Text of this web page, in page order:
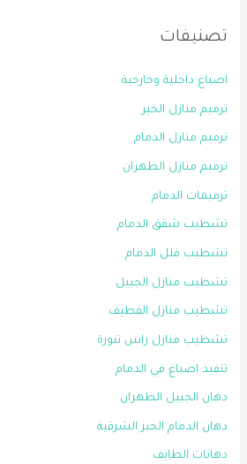
تصنيفات
اصباغ داخلية وخارجية
ترميم منازل الخبر
ترميم منازل الدمام
ترميم منازل الظهران
ترميمات الدمام
تشطيب شقق الدمام
تشطيب فلل الدمام
تشطيب منازل الجبيل
تشطيب منازل القطيف
تشطيب منازل راس تنورة
تنفيذ اصباغ في الدمام
دهان الجبيل الظهران
دهان الدمام الخبر الشرقية
دهانات الطايف